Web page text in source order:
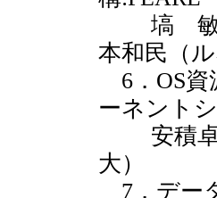
塙 敏博
本和民（
6．OS資
ーネント
安積卓
大）
7．デー